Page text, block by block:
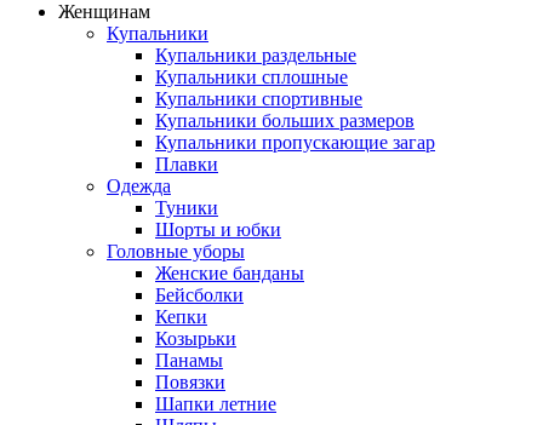
Женщинам
Купальники
Купальники раздельные
Купальники сплошные
Купальники спортивные
Купальники больших размеров
Купальники пропускающие загар
Плавки
Одежда
Туники
Шорты и юбки
Головные уборы
Женские банданы
Бейсболки
Кепки
Козырьки
Панамы
Повязки
Шапки летние